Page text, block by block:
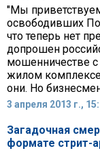
"Мы
освободивших
что теперь нет
допрошен
мошенничестве с
жилом
они. Но
3 апреля 2013 г.,
Загадочная
формате стрит-